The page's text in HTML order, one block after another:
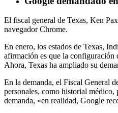
El fiscal general de Texas, Ken
navegador Chrome.
En enero, los estados de Texas,
afirmación es que la configuración
Ahora, Texas ha ampliado su
En la demanda, el Fiscal General
personales, como historial médico,
demanda, «en realidad, Google